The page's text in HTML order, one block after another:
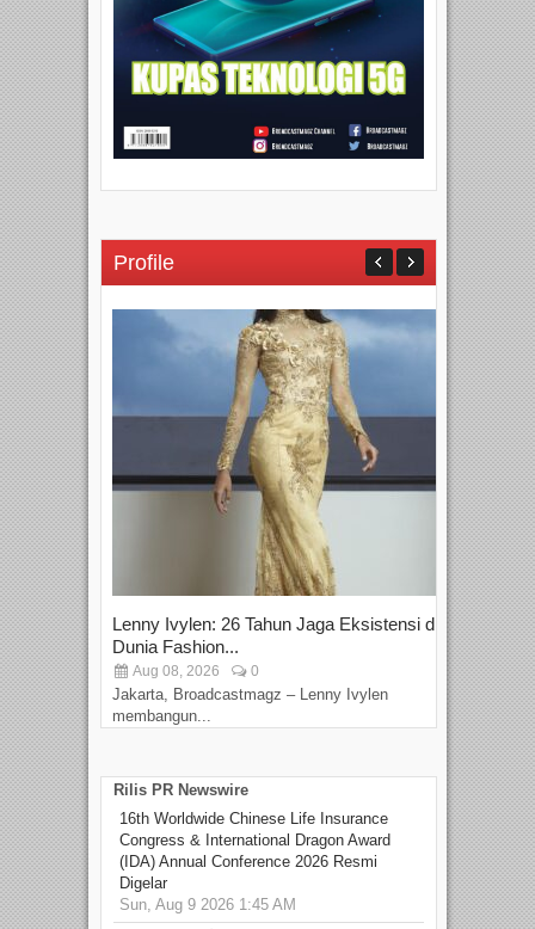
Profile
Lenny Ivylen: 26 Tahun Jaga Eksistensi di
Dunia Fashion...
Aug 08, 2026 0
Jakarta, Broadcastmagz – Lenny Ivylen
membangun...
Rilis PR Newswire
16th Worldwide Chinese Life Insurance
Congress & International Dragon Award
(IDA) Annual Conference 2026 Resmi
Digelar
Sun, Aug 9 2026 1:45 AM